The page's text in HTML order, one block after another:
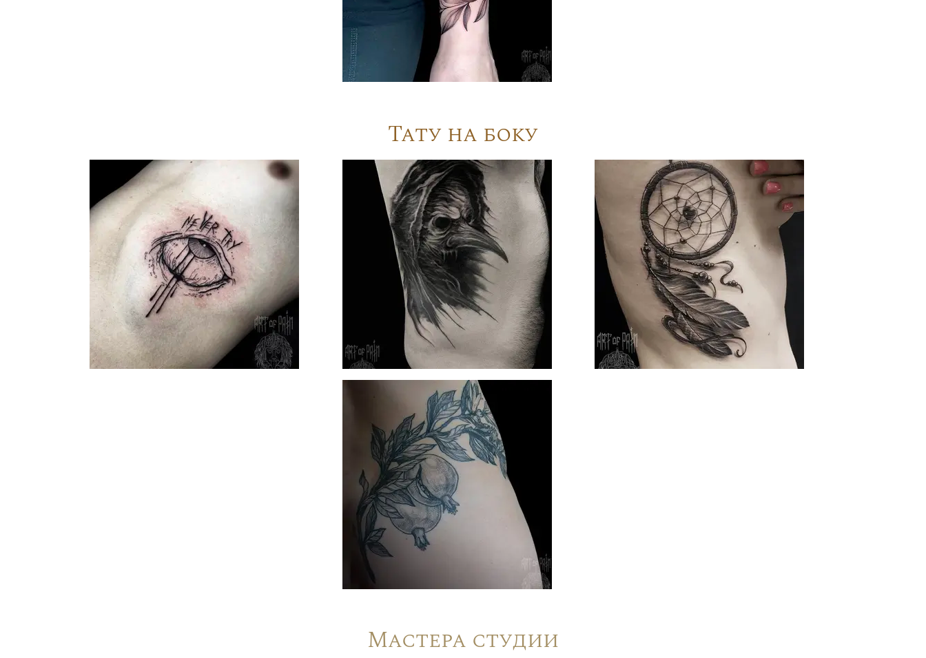
Тату на боку
Мастера студии